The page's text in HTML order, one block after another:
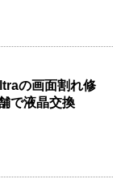
の画面割れ修
で液晶交換